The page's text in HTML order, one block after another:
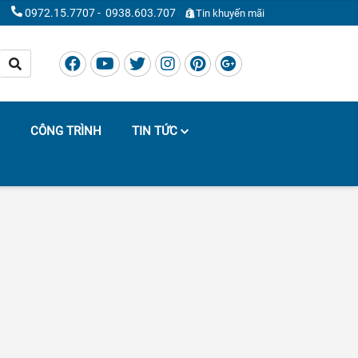
0972.15.7707- 0938.603.707 Tin khuyến mãi
CÔNG TRÌNH TIN TỨC